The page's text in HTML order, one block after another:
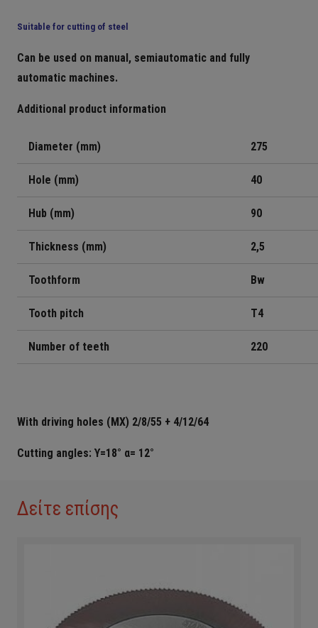
Suitable for cutting of steel
Can be used on manual, semiautomatic and fully
automatic machines.
Additional product information
Diameter (mm) 275
Hole (mm) 40
Hub (mm) 90
Thickness (mm) 2,5
Toothform Bw
Tooth pitch T4
Number of teeth 220
With driving holes (MX) 2/8/55 + 4/12/64
Cutting angles: ϒ=18° α= 12°
Δείτε επίσης